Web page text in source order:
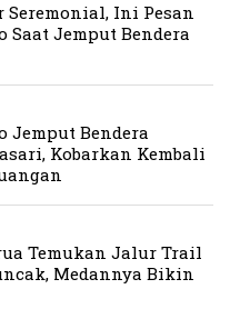
Seremonial, Ini Pesan
Saat Jemput Bendera
Jemput Bendera
Kobarkan Kembali
Temukan Jalur Trail
Medannya Bikin